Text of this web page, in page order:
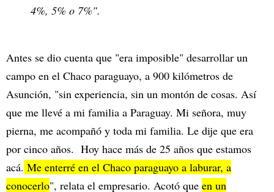
4%, 5% o 7%".
Antes se dio cuenta que "era imposible" desarrollar un
campo en el Chaco paraguayo, a 900 kilómetros de
Asunción, "sin experiencia, sin un montón de cosas. Así
que me llevé a mi familia a Paraguay. Mi señora, muy
pierna, me acompañó y toda mi familia. Le dije que era
por cinco años. Hoy hace más de 25 años que estamos
acá. Me enterré en el Chaco paraguayo a laburar, a
conocerlo", relata el empresario. Acotó que en un